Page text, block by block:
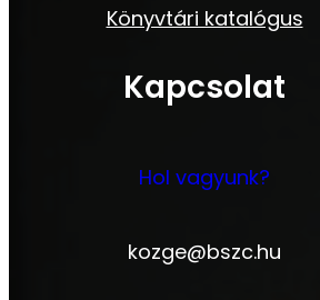
Könyvtári katalógus
Kapcsolat
Hol vagyunk?
kozge@bszc.hu